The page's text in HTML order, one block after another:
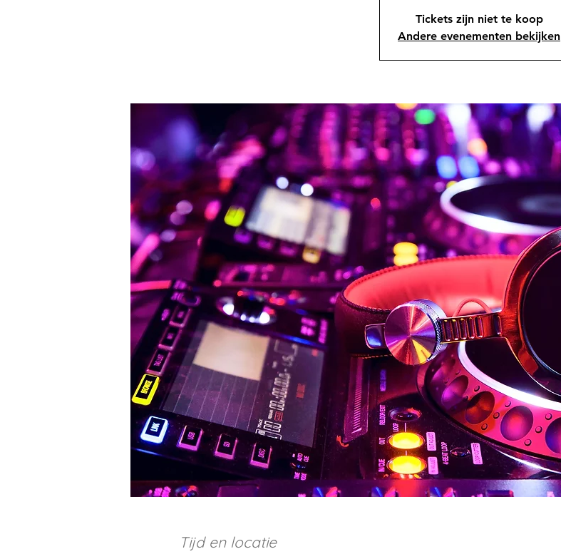
Tickets zijn niet te koop
Andere evenementen bekijken
Tijd en locatie